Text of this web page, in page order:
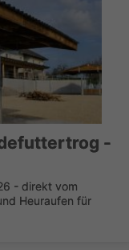
-
- direkt vom
Heuraufen für